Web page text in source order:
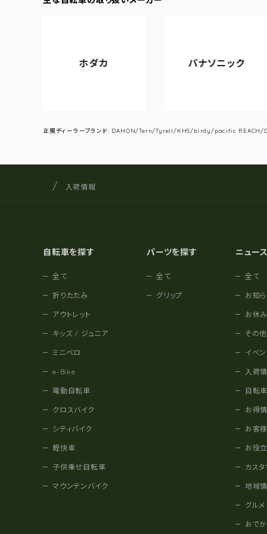
パナソニック
正規ディーラーブランド: DAHON/Tern/Tyrell/KHS/birdy/pacific
サイト内の現在地
サイクルショップナカゴヤ
入荷情報
自転車を探す
全て
折りたたみ
アウトレット
キッズ / ジュニア
ミニベロ
e-Bike
電動自転車
クロスバイク
シティバイク
軽快車
子供乗せ自転車
マウンテンバイク
パーツを探す
全て
グリップ
ニュー
全て
お知
お休
その
イベン
入荷
自転
お得
お客様
お役
カス
地域
グルメ
おで